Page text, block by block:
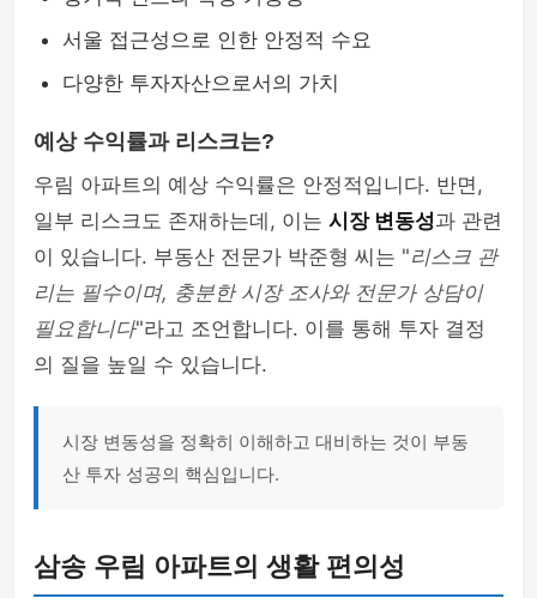
서울 접근성으로 인한 안정적 수요
다양한 투자자산으로서의 가치
예상 수익률과 리스크는?
우림 아파트의 예상 수익률은 안정적입니다. 반면,
일부 리스크도 존재하는데, 이는 시장 변동성과 관련
이 있습니다. 부동산 전문가 박준형 씨는 "리스크 관
리는 필수이며, 충분한 시장 조사와 전문가 상담이
필요합니다"라고 조언합니다. 이를 통해 투자 결정
의 질을 높일 수 있습니다.
시장 변동성을 정확히 이해하고 대비하는 것이 부동
산 투자 성공의 핵심입니다.
삼송 우림 아파트의 생활 편의성